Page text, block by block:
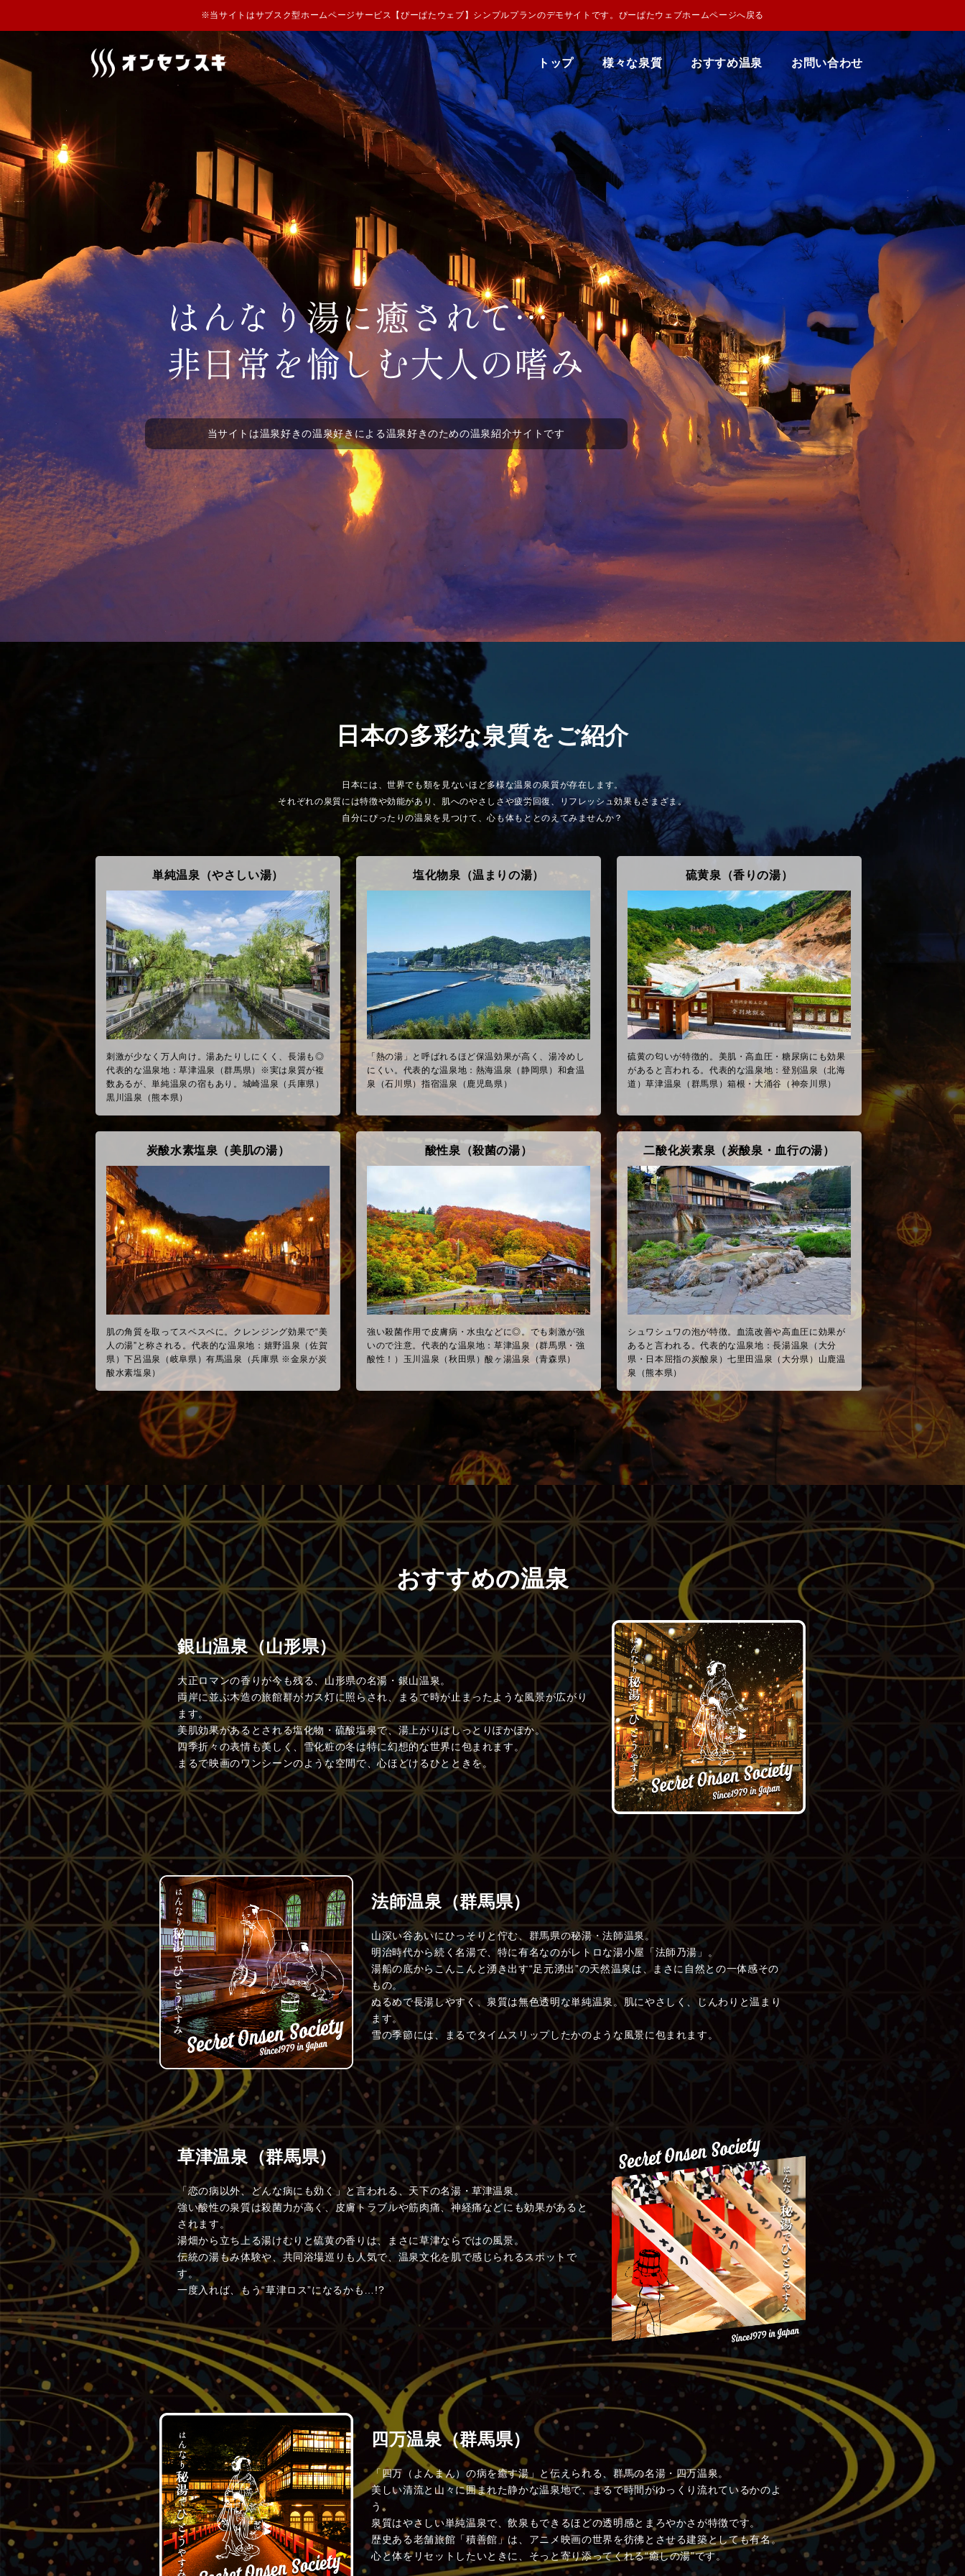
※当サイトはサブスク型ホームページサービス【ぴーぱたウェブ】シンプルプランのデモサイトです。 ぴーぱたウェブホームページへ戻る
トップ 様々な泉質 おすすめ温泉 お問い合わせ
当サイトは温泉好きの温泉好きによる温泉好きのための温泉紹介サイトです
日本の多彩な泉質をご紹介
日本には、世界でも類を見ないほど多様な温泉の泉質が存在します。
それぞれの泉質には特徴や効能があり、肌へのやさしさや疲労回復、リフレッシュ効果もさまざま。
自分にぴったりの温泉を見つけて、心も体もととのえてみませんか？
単純温泉（やさしい湯）
刺激が少なく万人向け。湯あたりしにくく、長湯も◎
代表的な温泉地：草津温泉（群馬県）※実は泉質が複
数あるが、単純温泉の宿もあり。城崎温泉（兵庫県）
黒川温泉（熊本県）
塩化物泉（温まりの湯）
「熱の湯」と呼ばれるほど保温効果が高く、湯冷めし
にくい。代表的な温泉地：熱海温泉（静岡県）和倉温
泉（石川県）指宿温泉（鹿児島県）
硫黄泉（香りの湯）
硫黄の匂いが特徴的。美肌・高血圧・糖尿病にも効果
があると言われる。代表的な温泉地：登別温泉（北海
道）草津温泉（群馬県）箱根・大涌谷（神奈川県）
炭酸水素塩泉（美肌の湯）
肌の角質を取ってスベスベに。クレンジング効果で“美
人の湯”と称される。代表的な温泉地：嬉野温泉（佐賀
県）下呂温泉（岐阜県）有馬温泉（兵庫県 ※金泉が炭
酸水素塩泉）
酸性泉（殺菌の湯）
強い殺菌作用で皮膚病・水虫などに◎。でも刺激が強
いので注意。代表的な温泉地：草津温泉（群馬県・強
酸性！）玉川温泉（秋田県）酸ヶ湯温泉（青森県）
二酸化炭素泉（炭酸泉・血行の湯）
シュワシュワの泡が特徴。血流改善や高血圧に効果が
あると言われる。代表的な温泉地：長湯温泉（大分
県・日本屈指の炭酸泉）七里田温泉（大分県）山鹿温
泉（熊本県）
おすすめの温泉
銀山温泉（山形県）
大正ロマンの香りが今も残る、山形県の名湯・銀山温泉。
両岸に並ぶ木造の旅館群がガス灯に照らされ、まるで時が止まったような風景が広がり
ます。
美肌効果があるとされる塩化物・硫酸塩泉で、湯上がりはしっとりぽかぽか。
四季折々の表情も美しく、雪化粧の冬は特に幻想的な世界に包まれます。
まるで映画のワンシーンのような空間で、心ほどけるひとときを。
法師温泉（群馬県）
山深い谷あいにひっそりと佇む、群馬県の秘湯・法師温泉。
明治時代から続く名湯で、特に有名なのがレトロな湯小屋「法師乃湯」。
湯船の底からこんこんと湧き出す“足元湧出”の天然温泉は、まさに自然との一体感その
もの。
ぬるめで長湯しやすく、泉質は無色透明な単純温泉。肌にやさしく、じんわりと温まり
ます。
雪の季節には、まるでタイムスリップしたかのような風景に包まれます。
草津温泉（群馬県）
「恋の病以外、どんな病にも効く」と言われる、天下の名湯・草津温泉。
強い酸性の泉質は殺菌力が高く、皮膚トラブルや筋肉痛、神経痛などにも効果があると
されます。
湯畑から立ち上る湯けむりと硫黄の香りは、まさに草津ならではの風景。
伝統の湯もみ体験や、共同浴場巡りも人気で、温泉文化を肌で感じられるスポットで
す。
一度入れば、もう“草津ロス”になるかも…!?
四万温泉（群馬県）
「四万（よんまん）の病を癒す湯」と伝えられる、群馬の名湯・四万温泉。
美しい清流と山々に囲まれた静かな温泉地で、まるで時間がゆっくり流れているかのよ
う。
泉質はやさしい単純温泉で、飲泉もできるほどの透明感とまろやかさが特徴です。
歴史ある老舗旅館「積善館」は、アニメ映画の世界を彷彿とさせる建築としても有名。
心と体をリセットしたいときに、そっと寄り添ってくれる“癒しの湯”です。